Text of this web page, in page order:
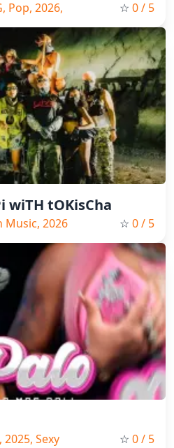
Pop, 2026,
☆ 0/ 5
wiTH tOKisCha
Music, 2026 ☆ 0/ 5
Sexy ☆ 0/ 5